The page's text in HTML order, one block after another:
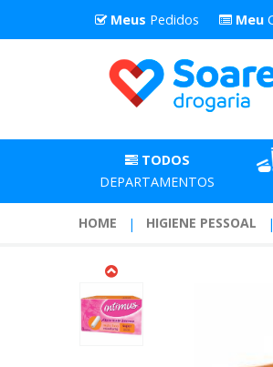
Meus Pedidos Meu
TODOS
DEPARTAMENTOS
HOME HIGIENE PESSOAL
Absorvente
Intimus
Interno